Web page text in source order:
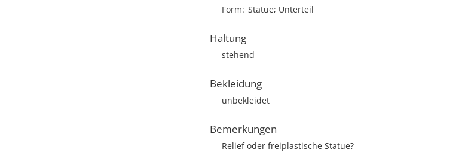
Form Statue; Unterteil
Haltung
stehend
Bekleidung
unbekleidet
Bemerkungen
Relief oder freiplastische Statue?